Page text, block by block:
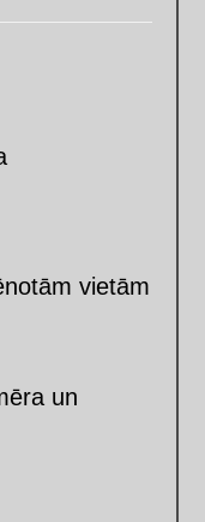
vietām
un